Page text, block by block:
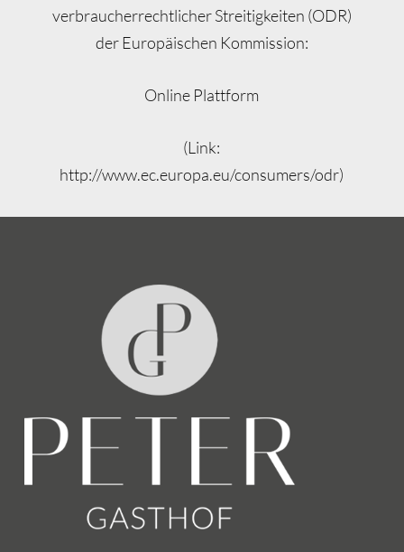
verbraucherrechtlicher Streitigkeiten (ODR)
der Europäischen Kommission:
Online Plattform
(Link:
http://www.ec.europa.eu/consumers/odr)